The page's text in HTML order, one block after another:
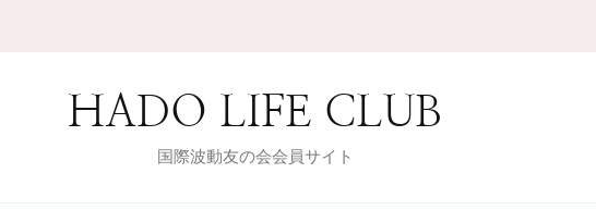
HADO LIFE CLUB
国際波動友の会会員サイト